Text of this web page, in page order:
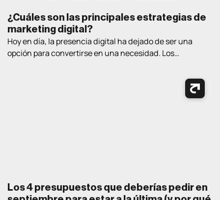
¿Cuáles son las principales estrategias de
marketing digital?
Hoy en día, la presencia digital ha dejado de ser una
opción para convertirse en una necesidad. Los
buscando información, comparando productos, leyendo
opiniones y tomando decisiones de compra. En este
contexto, contar con estrategias de marketing digital
Los 4 presupuestos que deberías pedir en